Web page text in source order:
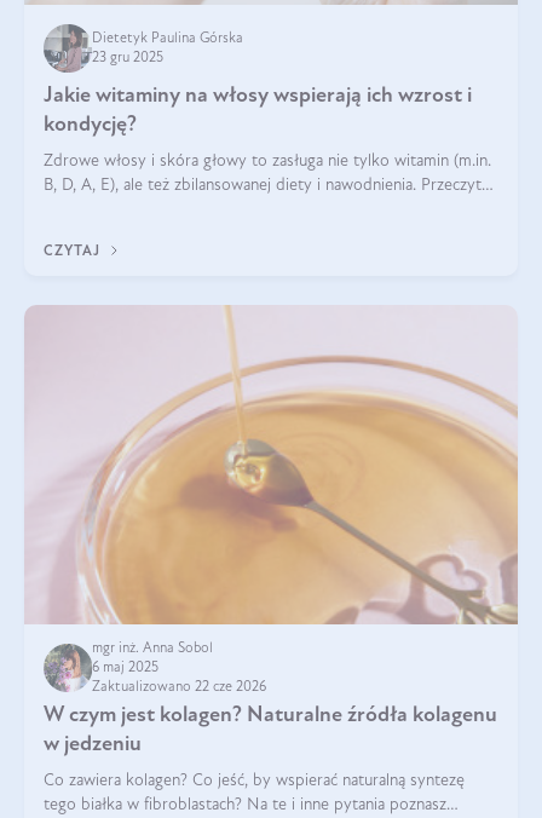
Dietetyk Paulina Górska
23 gru 2025
Jakie witaminy na włosy wspierają ich wzrost i
kondycję?
Zdrowe włosy i skóra głowy to zasługa nie tylko witamin (m.in.
B, D, A, E), ale też zbilansowanej diety i nawodnienia. Przeczytaj
CZYTAJ
mgr inż. Anna Sobol
6 maj 2025
Zaktualizowano 22 cze 2026
W czym jest kolagen? Naturalne źródła kolagenu
w jedzeniu
Co zawiera kolagen? Co jeść, by wspierać naturalną syntezę
tego białka w fibroblastach? Na te i inne pytania poznasz